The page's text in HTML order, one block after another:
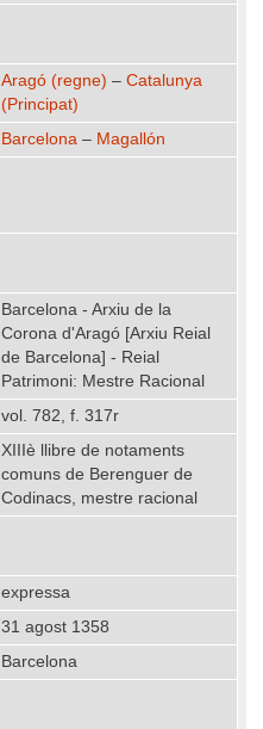
Aragó (regne) – Catalunya
(Principat)
Barcelona – Magallón
Barcelona - Arxiu de la
Corona d'Aragó [Arxiu Reial
de Barcelona] - Reial
Patrimoni: Mestre Racional
vol. 782, f. 317r
XIIIè llibre de notaments
comuns de Berenguer de
Codinacs, mestre racional
expressa
31 agost 1358
Barcelona